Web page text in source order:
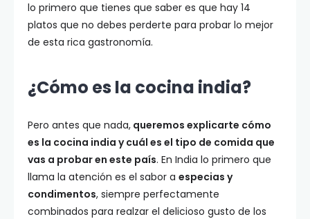
lo primero que tienes que saber es que hay 14
platos que no debes perderte para probar lo mejor
de esta rica gastronomía.
¿Cómo es la cocina india?
Pero antes que nada, queremos explicarte cómo
es la cocina india y cuál es el tipo de comida que
vas a probar en este país. En India lo primero que
llama la atención es el sabor a especias y
condimentos, siempre perfectamente
combinados para realzar el delicioso gusto de los